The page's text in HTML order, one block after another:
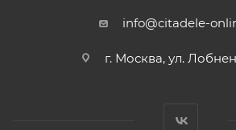
info@citadele-
г. Москва, ул.